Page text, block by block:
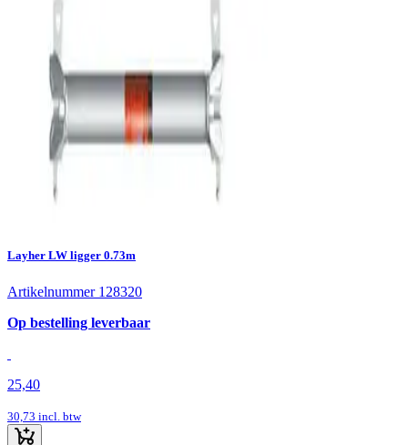
Layher LW ligger 0.73m
Artikelnummer 128320
Op bestelling leverbaar
25,40
30,73 incl. btw